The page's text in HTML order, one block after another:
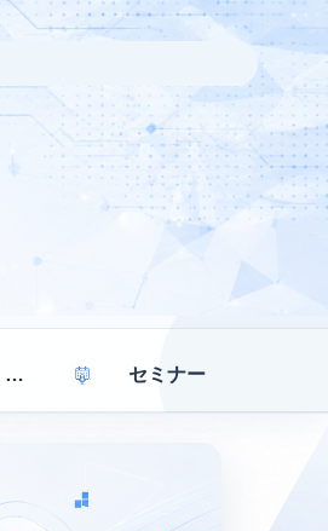
アクセス解析・効果測定 セミナー